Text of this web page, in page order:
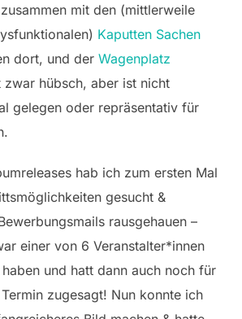
mit den (mittlerweile
Kaputten Sachen
dort, und der Wagenplatz
zwar hübsch, aber ist nicht
gelegen oder repräsentativ für
hab ich zum ersten Mal
gesucht &
rausgehauen –
einer von 6 Veranstalter*innen
und hatt dann auch noch für
zugesagt! Nun konnte ich